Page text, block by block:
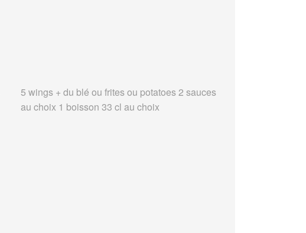
5 wings + du blé ou frites ou potatoes 2 sauces
au choix 1 boisson 33 cl au choix